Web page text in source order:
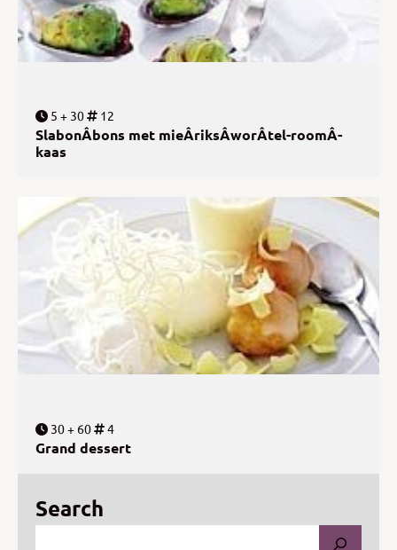
5 + 30 12
SlabonÂ­bons met mieÂ­riksÂ­worÂ­tel-roomÂ­
kaas
30 + 60 4
Grand dessert
Search